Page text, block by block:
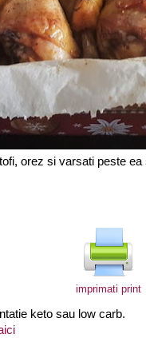
orez si varsati peste ea
imprimati print
keto sau low carb.